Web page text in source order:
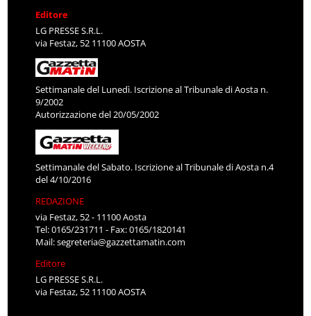
Editore
LG PRESSE S.R.L.
via Festaz, 52 11100 AOSTA
Settimanale del Lunedì. Iscrizione al Tribunale di Aosta n.
9/2002
Autorizzazione del 20/05/2002
Settimanale del Sabato. Iscrizione al Tribunale di Aosta n.4
del 4/10/2016
REDAZIONE
via Festaz, 52 - 11100 Aosta
Tel: 0165/231711 - Fax: 0165/1820141
Mail:segreteria@gazzettamatin.com
Editore
LG PRESSE S.R.L.
via Festaz, 52 11100 AOSTA